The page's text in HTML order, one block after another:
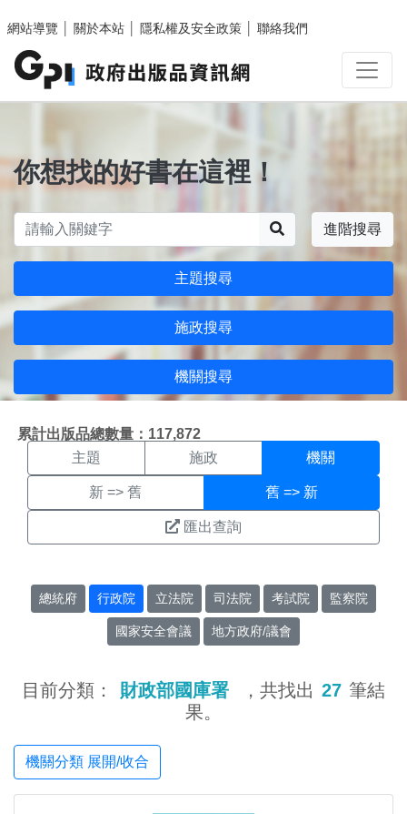
網站導覽
關於本站 隱私權及安全政策 聯絡我們
你想找的好書在這裡！
進階搜尋
主題搜尋
施政搜尋
機關搜尋
累計出版品總數量：117,872
機關搜尋結果頁面
主題 施政 機關
新 => 舊 舊 => 新
匯出查詢
總統府 行政院 立法院 司法院 考試院 監察院
國家安全會議 地方政府/議會
目前分類： 財政部國庫署 ，共找出 27 筆結
果。
機關分類 展開/收合